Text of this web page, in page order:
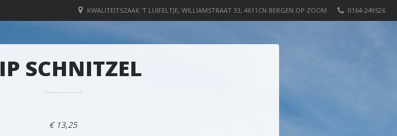
0164-249526
KWALITEITSZAAK 'T LUIFELTJE, WILLIAMSTRAAT 33, 4611CN BERGEN OP ZOOM
SCHNITZEL
€ 13,25